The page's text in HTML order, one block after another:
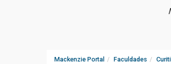
Mackenzie Portal Faculdades